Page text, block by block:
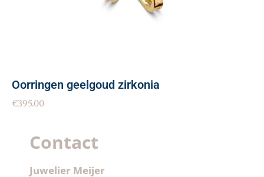
Oorringen geelgoud zirkonia
€395.00
Contact
Juwelier Meijer